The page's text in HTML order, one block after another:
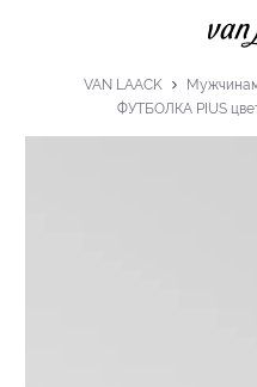
VAN LAACK
ФУТБОЛКА PIUS